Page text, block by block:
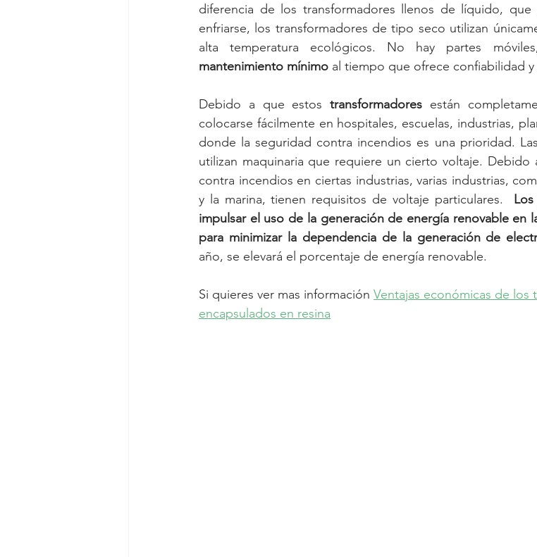
diferencia de los transformadores llenos de líquido,
enfriarse, los transformadores de tipo seco utilizan
mantenimiento mínimo al tiempo que ofrece confiabilidad y
Debido a que estos transformadores están
colocarse fácilmente en hospitales, escuelas, industrias,
donde la seguridad contra incendios es una prioridad.
utilizan maquinaria que requiere un cierto voltaje.
contra incendios en ciertas industrias, varias industrias,
y la marina, tienen requisitos de voltaje particulares.
impulsar el uso de la generación de energía renovable en
para minimizar la dependencia de la generación de
año, se elevará el porcentaje de energía renovable.
Si quieres ver mas información Ventajas económicas de los
encapsulados en resina